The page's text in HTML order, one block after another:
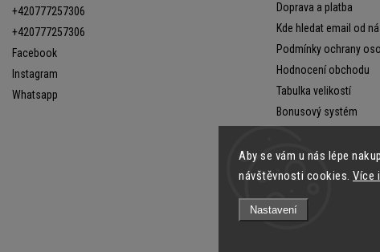
Aby se vám u nás lépe
návštěvnosti cookies. Více
Nastavení
+420777257306
+420777257306
Facebook
Instagram
Whatsapp
Doprava a platba
Kde hledat email od
Podmínky ochrany
Hodnocení obchodu
Tabulka velikostí
Bonusový systém